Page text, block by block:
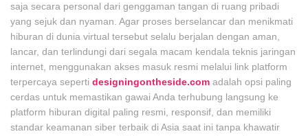
saja secara personal dari genggaman tangan di ruang pribadi
yang sejuk dan nyaman. Agar proses berselancar dan menikmati
hiburan di dunia virtual tersebut selalu berjalan dengan aman,
lancar, dan terlindungi dari segala macam kendala teknis jaringan
internet, menggunakan akses masuk resmi melalui link platform
terpercaya seperti designingontheside.com adalah opsi paling
cerdas untuk memastikan gawai Anda terhubung langsung ke
platform hiburan digital paling resmi, responsif, dan memiliki
standar keamanan siber terbaik di Asia saat ini tanpa khawatir